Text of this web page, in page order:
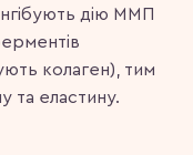
дію ММП
колаген), тим
та еластину.